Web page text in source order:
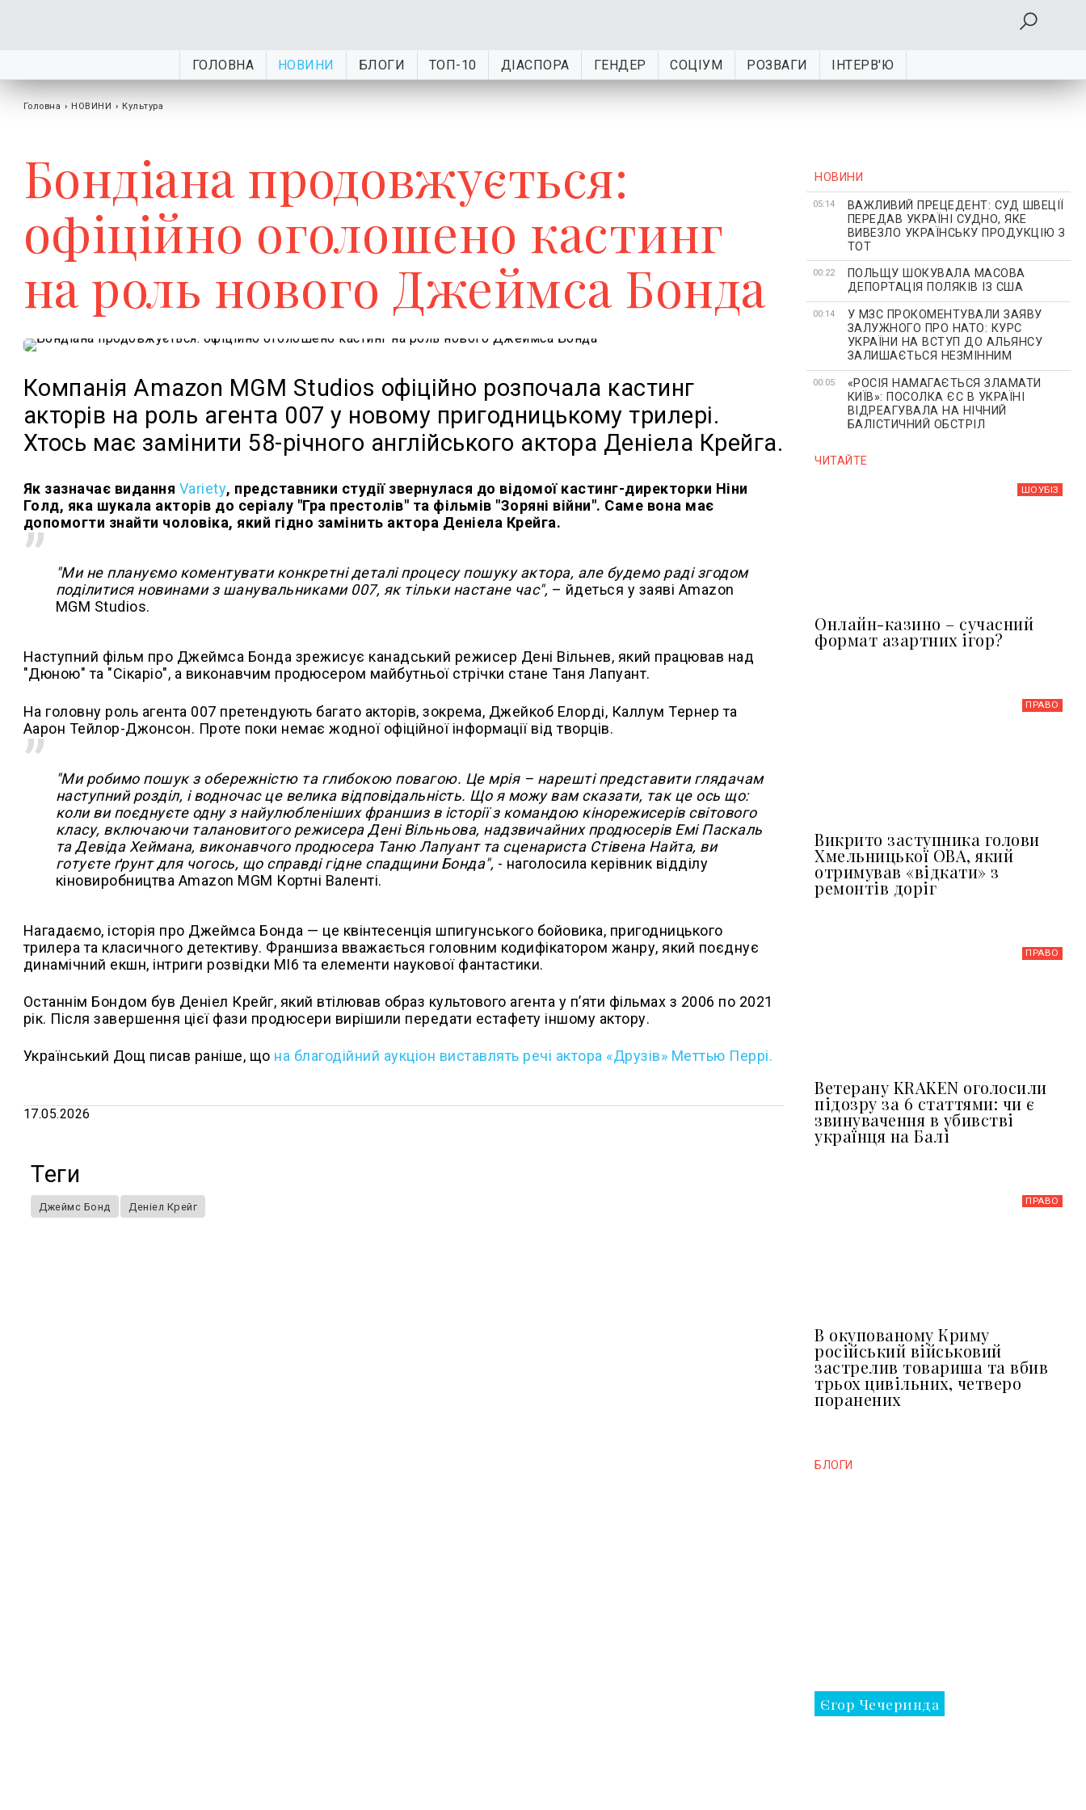
ГОЛОВНА НОВИНИ БЛОГИ ТОП-10 ДІАСПОРА ГЕНДЕР СОЦІУМ РОЗВАГИ ІНТЕРВ'Ю
Головна › НОВИНИ › Культура
Бондіана продовжується:
офіційно оголошено кастинг
на роль нового Джеймса Бонда
Компанія Amazon MGM Studios офіційно розпочала кастинг
акторів на роль агента 007 у новому пригодницькому трилері.
Хтось має замінити 58-річного англійського актора Деніела Крейга.
Як зазначає видання Variety, представники студії звернулася до відомої кастинг-директорки Ніни
Голд, яка шукала акторів до серіалу "Гра престолів" та фільмів "Зоряні війни". Саме вона має
допомогти знайти чоловіка, який гідно замінить актора Деніела Крейга.
"Ми не плануємо коментувати конкретні деталі процесу пошуку актора, але будемо раді згодом
поділитися новинами з шанувальниками 007, як тільки настане час", – йдеться у заяві Amazon
MGM Studios.
Наступний фільм про Джеймса Бонда зрежисує канадський режисер Дені Вільнев, який працював над
"Дюною" та "Сікаріо", а виконавчим продюсером майбутньої стрічки стане Таня Лапуант.
На головну роль агента 007 претендують багато акторів, зокрема, Джейкоб Елорді, Каллум Тернер та
Аарон Тейлор-Джонсон. Проте поки немає жодної офіційної інформації від творців.
"Ми робимо пошук з обережністю та глибокою повагою. Це мрія – нарешті представити глядачам
наступний розділ, і водночас це велика відповідальність. Що я можу вам сказати, так це ось що:
коли ви поєднуєте одну з найулюбленіших франшиз в історії з командою кінорежисерів світового
класу, включаючи талановитого режисера Дені Вільньова, надзвичайних продюсерів Емі Паскаль
та Девіда Хеймана, виконавчого продюсера Таню Лапуант та сценариста Стівена Найта, ви
готуєте ґрунт для чогось, що справді гідне спадщини Бонда", - наголосила керівник відділу
кіновиробництва Amazon MGM Кортні Валенті.
Нагадаємо, історія про Джеймса Бонда — це квінтесенція шпигунського бойовика, пригодницького
трилера та класичного детективу. Франшиза вважається головним кодифікатором жанру, який поєднує
динамічний екшн, інтриги розвідки MI6 та елементи наукової фантастики.
Останнім Бондом був Деніел Крейг, який втілював образ культового агента у п’яти фільмах з 2006 по 2021
рік. Після завершення цієї фази продюсери вирішили передати естафету іншому актору.
Український Дощ писав раніше, що на благодійний аукціон виставлять речі актора «Друзів» Меттью Перрі.
17.05.2026
Теги
Джеймс Бонд Деніел Крейг
НОВИНИ
05:14
ВАЖЛИВИЙ ПРЕЦЕДЕНТ: СУД ШВЕЦІЇ
ПЕРЕДАВ УКРАЇНІ СУДНО, ЯКЕ
ВИВЕЗЛО УКРАЇНСЬКУ ПРОДУКЦІЮ З
ТОТ
00:22
ПОЛЬЩУ ШОКУВАЛА МАСОВА
ДЕПОРТАЦІЯ ПОЛЯКІВ ІЗ США
00:14
У МЗС ПРОКОМЕНТУВАЛИ ЗАЯВУ
ЗАЛУЖНОГО ПРО НАТО: КУРС
УКРАЇНИ НА ВСТУП ДО АЛЬЯНСУ
ЗАЛИШАЄТЬСЯ НЕЗМІННИМ
00:05
«РОСІЯ НАМАГАЄТЬСЯ ЗЛАМАТИ
КИЇВ»: ПОСОЛКА ЄС В УКРАЇНІ
ВІДРЕАГУВАЛА НА НІЧНИЙ
БАЛІСТИЧНИЙ ОБСТРІЛ
ЧИТАЙТЕ
ШОУБIЗ
Онлайн-казино – сучасний
формат азартних ігор?
ПРАВО
Викрито заступника голови
Хмельницької ОВА, який
отримував «відкати» з
ремонтів доріг
ПРАВО
Ветерану KRAKEN оголосили
підозру за 6 статтями: чи є
звинувачення в убивстві
українця на Балі
ПРАВО
В окупованому Криму
російський військовий
застрелив товариша та вбив
трьох цивільних, четверо
поранених
БЛОГИ
Єгор Чечеринда